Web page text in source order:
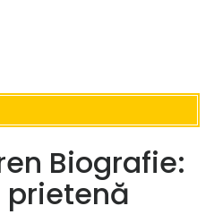
Biografie:
prietenă